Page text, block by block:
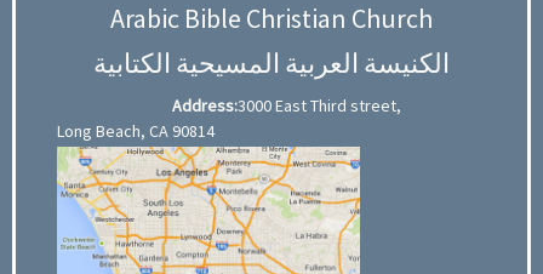
Arabic Bible Christian Church
الكنيسة العربية المسيحية الكتابية
Address:3000 East Third street,
Long Beach, CA 90814